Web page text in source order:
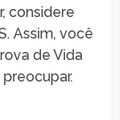
considere
Assim, você
de Vida